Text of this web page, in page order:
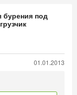
бурения под
01.01.2013